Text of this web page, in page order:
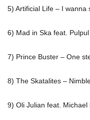
5) Artificial Life – I wanna
6) Mad in Ska feat.
7) Prince Buster – One
8) The Skatalites –
9) Oli Julian feat.